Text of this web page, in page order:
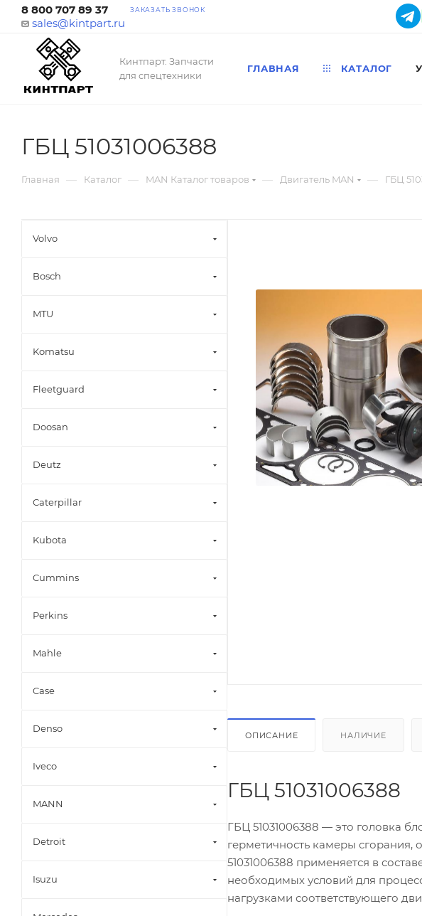
8 800 707 89 37 ЗАКАЗАТЬ ЗВОНОК
sales@kintpart.ru
Кинтпарт. Запчасти
для спецтехники
ГЛАВНАЯ КАТАЛОГ
ГБЦ 51031006388
Главная — Каталог — MAN Каталог товаров — Двигатель MAN — ГБЦ
ОПИСАНИЕ НАЛИЧИЕ
ГБЦ 51031006388
ГБЦ 51031006388 — это головка
герметичность камеры сгорания,
51031006388 применяется в
необходимых условий для
нагрузками соответствующего
Volvo
Bosch
MTU
Komatsu
Fleetguard
Doosan
Deutz
Caterpillar
Kubota
Cummins
Perkins
Mahle
Case
Denso
Iveco
MANN
Detroit
Isuzu